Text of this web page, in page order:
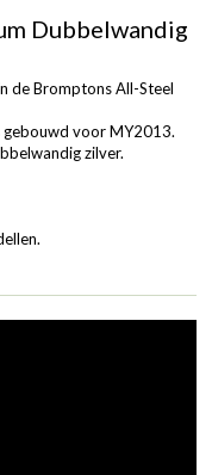
Dubbelwandig
de Bromptons All-Steel
voor MY2013.
zilver.